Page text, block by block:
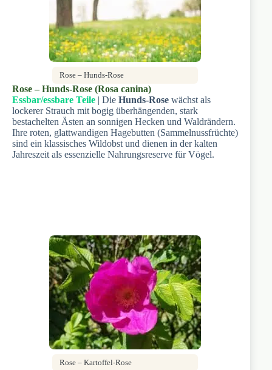
Rose – Hunds-Rose
Rose – Hunds-Rose (Rosa canina)
Essbar/essbare Teile | Die Hunds-Rose wächst als
lockerer Strauch mit bogig überhängenden, stark
bestachelten Ästen an sonnigen Hecken und Waldrändern.
Ihre roten, glattwandigen Hagebutten (Sammelnussfrüchte)
sind ein klassisches Wildobst und dienen in der kalten
Jahreszeit als essenzielle Nahrungsreserve für Vögel.
Rose – Kartoffel-Rose